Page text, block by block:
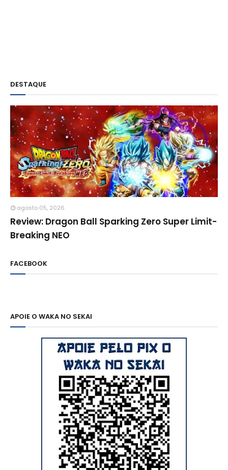
DESTAQUE
agosto 05, 2026
Review: Dragon Ball Sparking Zero Super Limit-
Breaking NEO
FACEBOOK
APOIE O WAKA NO SEKAI